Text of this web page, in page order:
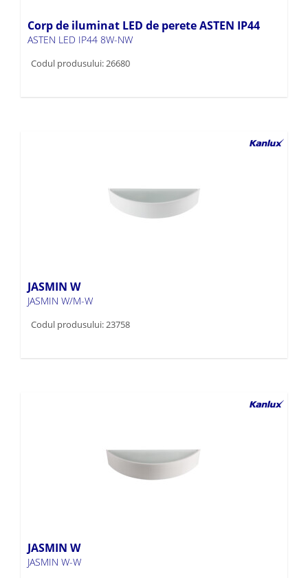
Corp de iluminat LED de perete ASTEN IP44
ASTEN LED IP44 8W-NW
Codul produsului: 26680
JASMIN W
JASMIN W/M-W
Codul produsului: 23758
JASMIN W
JASMIN W-W